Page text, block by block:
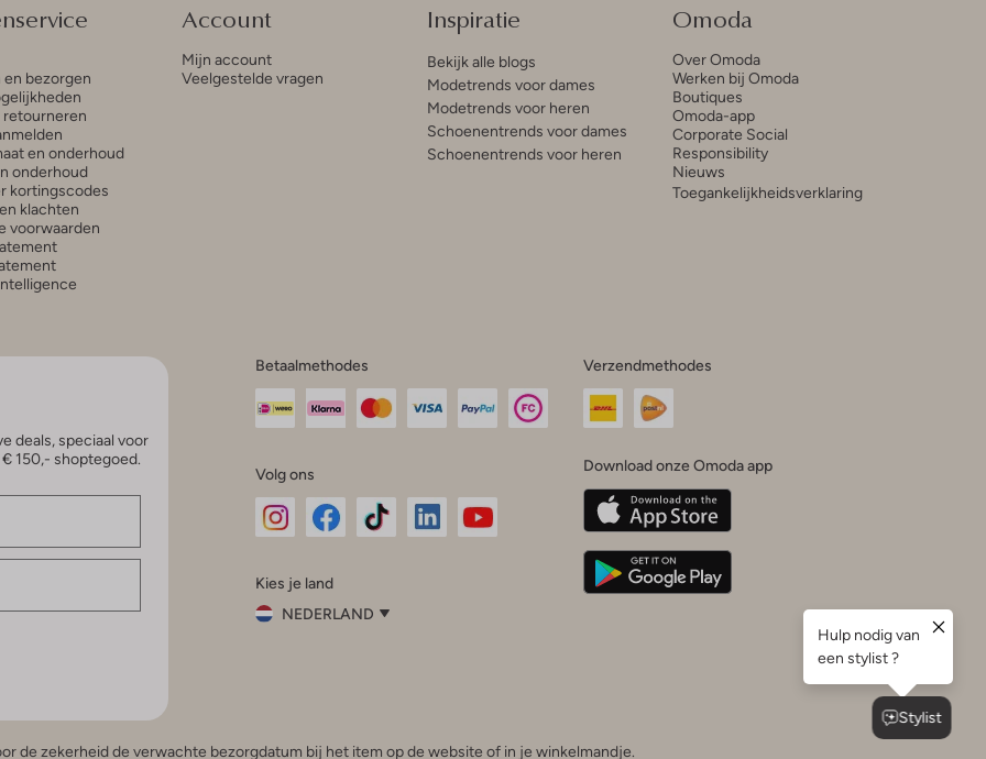
en bezorgen
retourneren
en onderhoud
onderhoud
kortingscodes
klachten
voorwaarden
Account
Mijn account
Veelgestelde vragen
Inspiratie
Bekijk alle blogs
Modetrends voor dames
Modetrends voor heren
Schoenentrends voor dames
Schoenentrends voor heren
Omoda
Over Omoda
Werken bij Omoda
Boutiques
Omoda-app
Corporate Social
Responsibility
Nieuws
Toegankelijkheidsverklaring
deals, speciaal voor
150,- shoptegoed.
Betaalmethodes
Volg ons
InstagramFacebook
Kies je land
NEDERLAND
België (Nederlands)
Verzendmethodes
Download onze Omoda app
de zekerheid de verwachte bezorgdatum bij het item op de website of in je winkelmandje.